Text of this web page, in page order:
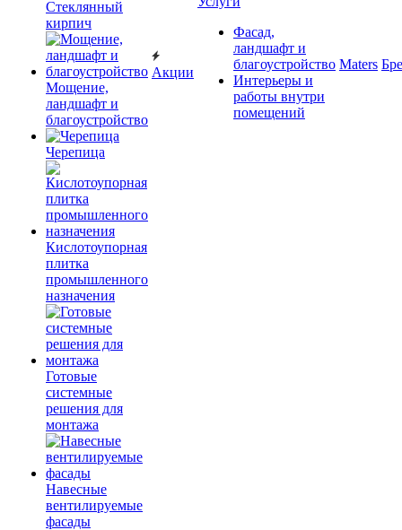
Cтеклянный
кирпич
Мощение,
ландшафт и
благоустройство
Черепица
Кислотоупорная
плитка
промышленного
назначения
Готовые
системные
решения для
монтажа
Навесные
вентилируемые
фасады
Акции
Фасад,
ландшафт и
благоустройство
Интерьеры и
работы внутри
помещений
Maters